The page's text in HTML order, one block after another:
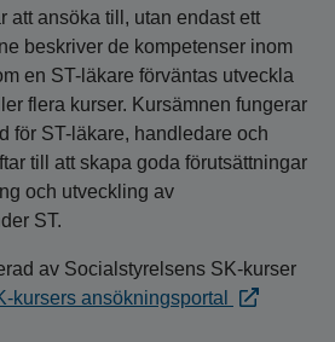
att ansöka till, utan endast ett
beskriver de kompetenser inom
en ST-läkare förväntas utveckla
flera kurser. Kursämnen fungerar
för ST-läkare, handledare och
till att skapa goda förutsättningar
och utveckling av
ST.
av Socialstyrelsens SK-kurser
kursers ansökningsportal